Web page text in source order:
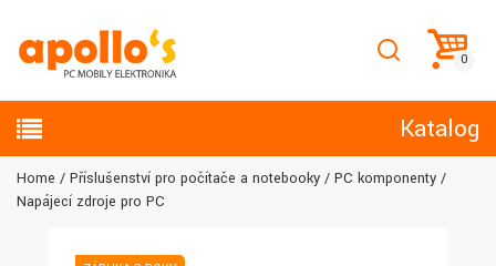
Katalog
Home Příslušenství pro počítače a notebooky
PC komponenty
Napájecí zdroje pro PC